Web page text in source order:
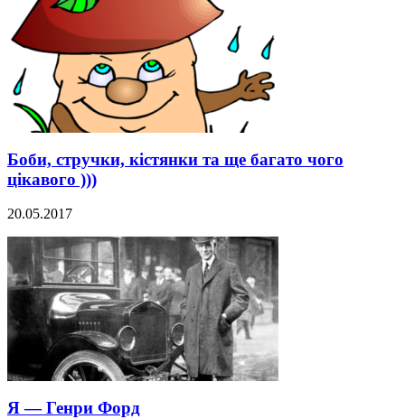
Боби, стручки, кістянки та ще багато чого
цікавого )))
20.05.2017
Я — Генри Форд